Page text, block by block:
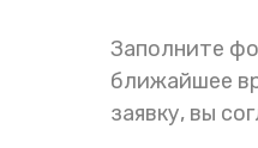
Заполните
ближайшее
заявку, вы